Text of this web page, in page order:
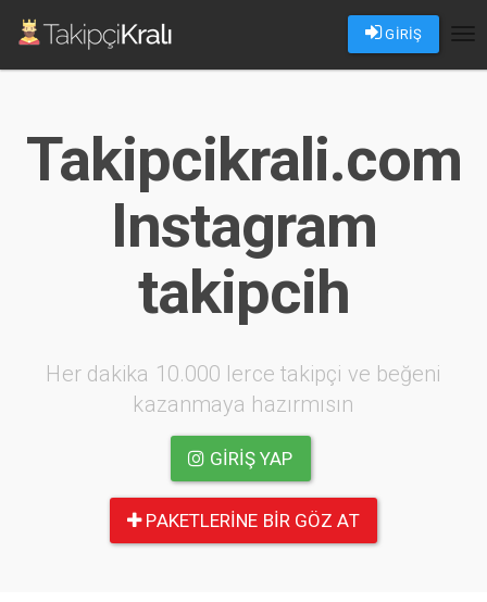
GİRİŞ
Takipcikrali.com
Instagram
takipcih
Her dakika 10.000 lerce takipçi ve beğeni
kazanmaya hazırmısın
GIRIŞ YAP
PAKETLERINE BIR GÖZ AT